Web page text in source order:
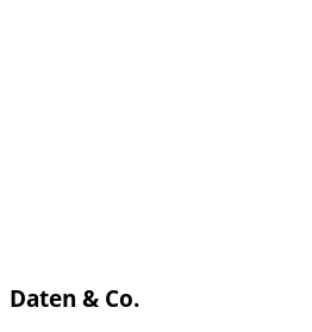
Daten & Co.